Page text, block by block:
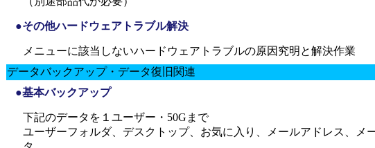
●その他ハードウェアトラブル解決
メニューに該当しないハードウェアトラブルの原因究明と解決作業
データバックアップ・データ復旧関連
●基本バックアップ
下記のデータを１ユーザー・50Gまで
ユーザーフォルダ、デスクトップ、お気に入り、メールアドレス、メ